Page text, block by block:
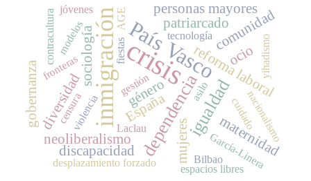
crisis
inmigraciónPaís Vasco
igualdad
dependenciareforma laboral
comunidad
género
neoliberalismo mujeres
discapacidad
sociología
diversidad España
maternidad
patriarcado
ocio
gobernanza
personas mayores
asilo
fronteras
nacionalismo
violencia
contracultura
gestión
desplazamiento forzado
tecnología
García-Linera
Laclau
yihadismo
Bilbao
modelos
censura cuidado
fiestas
espacios libres
jóvenes AGE